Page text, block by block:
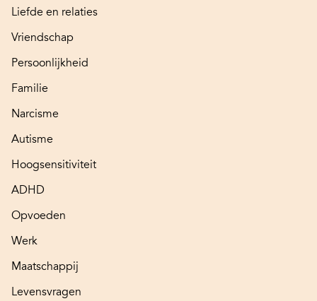
Liefde en relaties
Vriendschap
Persoonlijkheid
Familie
Narcisme
Autisme
Hoogsensitiviteit
ADHD
Opvoeden
Werk
Maatschappij
Levensvragen